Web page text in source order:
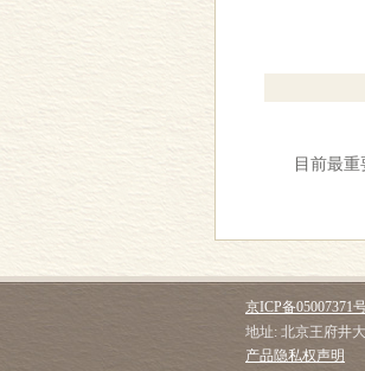
目前最重
京ICP备05007371
地址: 北京王府井
产品隐私权声明